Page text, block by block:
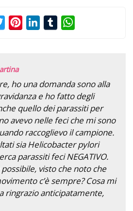
TwitterPinterestLinkedInTumblr
ho una domanda sono alla
e ho fatto degli
quello dei parassiti per
avevo nelle feci che mi sono
raccoglievo il campione.
sia Helicobacter pylori
parassiti feci NEGATIVO.
visto che noto che
c’è sempre? Cosa mi
ringrazio anticipatamente,